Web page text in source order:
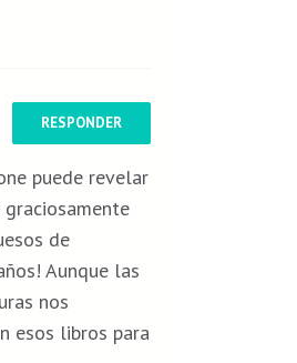
puede revelar
de
Aunque las
nos
esos libros para
RESPONDER